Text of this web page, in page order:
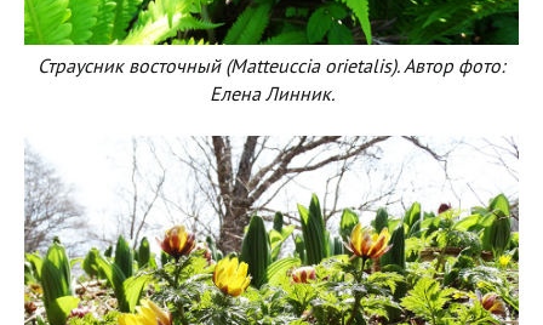
Страусник восточный (Matteuccia orietalis). Автор фото:
Елена Линник.